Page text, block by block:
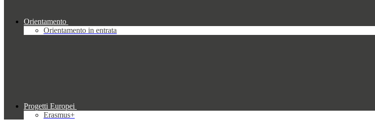
Orientamento
Orientamento in entrata
Progetti Europei
Erasmus+